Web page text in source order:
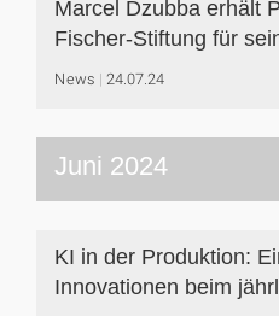
Marcel Dzubba erhält
Fischer-Stiftung für
News 24.07.24
Juni 2024
KI in der Produktion:
Innovationen beim